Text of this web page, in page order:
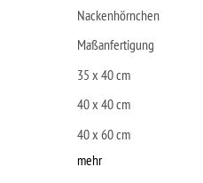
Nackenhörnchen
Maßanfertigung
35 x 40 cm
40 x 40 cm
40 x 60 cm
mehr